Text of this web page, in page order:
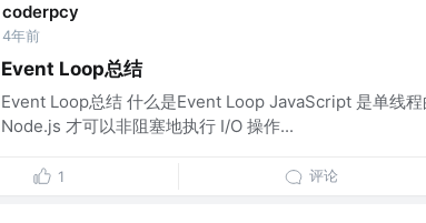
coderpcy
4年前
Event Loop总结
Event Loop总结 什么是Event Loop JavaScript 是单线
Node.js 才可以非阻塞地执行 I/O 操作...
1 评论